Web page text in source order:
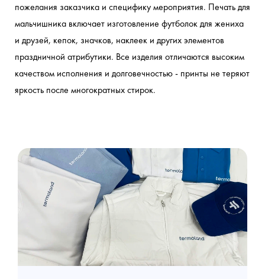
пожелания заказчика и специфику мероприятия. Печать для
мальчишника включает изготовление футболок для жениха
и друзей, кепок, значков, наклеек и других элементов
праздничной атрибутики. Все изделия отличаются высоким
качеством исполнения и долговечностью - принты не теряют
яркость после многократных стирок.